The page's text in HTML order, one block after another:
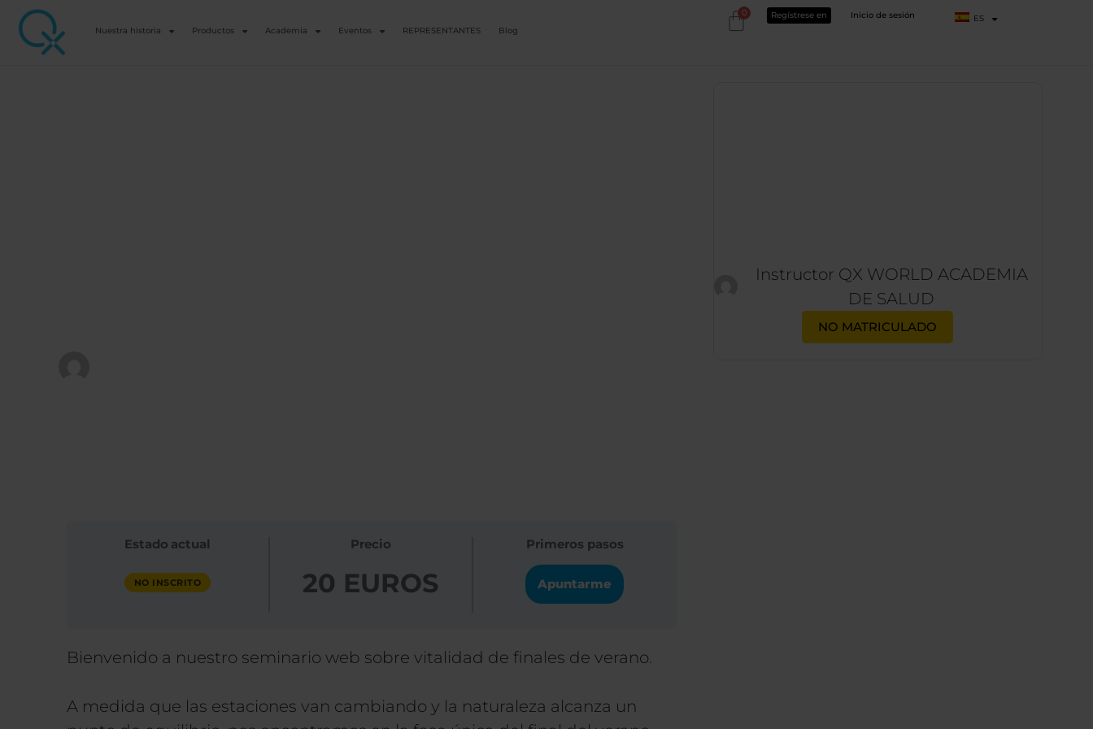
Nuestra historia Productos Academia Eventos REPRESENTANTES Blog
0 Regístrese en Inicio de sesión ES
Instructor QX WORLD ACADEMIA
DE SALUD
NO MATRICULADO
Estado actual
NO INSCRITO
Precio
20 EUROS
Primeros pasos
Apuntarme
Bienvenido a nuestro seminario web sobre vitalidad de finales de verano.
A medida que las estaciones van cambiando y la naturaleza alcanza un